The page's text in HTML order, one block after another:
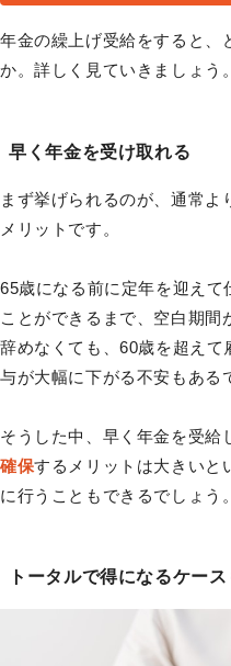
年金の繰上げ受給をすると、
か。詳しく見ていきましょう。
早く年金を受け取れる
まず挙げられるのが、通常よ
メリットです。
65歳になる前に定年を迎えて
ことができるまで、空白期間
辞めなくても、60歳を超え
与が大幅に下がる不安もある
そうした中、早く年金を受給
確保するメリットは大きいと
に行うこともできるでしょう。
トータルで得になるケー